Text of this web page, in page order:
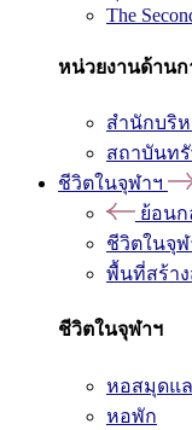
The
หน่วยงานด้านก
สำนักบริห
สถาบันท
ชีวิตในจุฬาฯ
ย้อนก
ชีวิตในจุฬ
พื้นที่สร้า
ชีวิตในจุฬาฯ
หอสมุดแ
หอพัก